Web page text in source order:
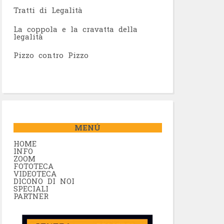
Tratti di Legalità
La coppola e la cravatta della
legalità
Pizzo contro Pizzo
MENÚ
HOME
INFO
ZOOM
FOTOTECA
VIDEOTECA
DICONO DI NOI
SPECIALI
PARTNER